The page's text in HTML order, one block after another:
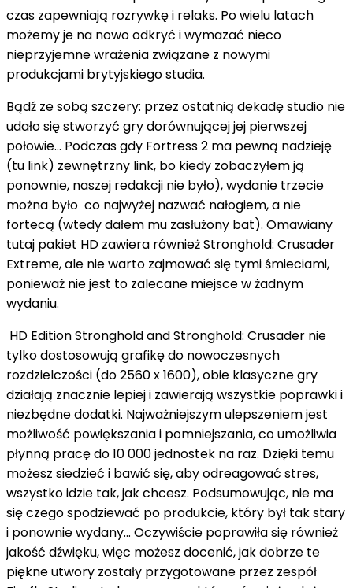
czas zapewniają rozrywkę i relaks. Po wielu latach
możemy je na nowo odkryć i wymazać nieco
nieprzyjemne wrażenia związane z nowymi
produkcjami brytyjskiego studia.
Bądź ze sobą szczery: przez ostatnią dekadę studio nie
udało się stworzyć gry dorównującej jej pierwszej
połowie... Podczas gdy Fortress 2 ma pewną nadzieję
(tu link) zewnętrzny link, bo kiedy zobaczyłem ją
ponownie, naszej redakcji nie było), wydanie trzecie
można było co najwyżej nazwać nałogiem, a nie
fortecą (wtedy dałem mu zasłużony bat). Omawiany
tutaj pakiet HD zawiera również Stronghold: Crusader
Extreme, ale nie warto zajmować się tymi śmieciami,
ponieważ nie jest to zalecane miejsce w żadnym
wydaniu.
HD Edition Stronghold and Stronghold: Crusader nie
tylko dostosowują grafikę do nowoczesnych
rozdzielczości (do 2560 x 1600), obie klasyczne gry
działają znacznie lepiej i zawierają wszystkie poprawki i
niezbędne dodatki. Najważniejszym ulepszeniem jest
możliwość powiększania i pomniejszania, co umożliwia
płynną pracę do 10 000 jednostek na raz. Dzięki temu
możesz siedzieć i bawić się, aby odreagować stres,
wszystko idzie tak, jak chcesz. Podsumowując, nie ma
się czego spodziewać po produkcie, który był tak stary
i ponownie wydany... Oczywiście poprawiła się również
jakość dźwięku, więc możesz docenić, jak dobrze te
piękne utwory zostały przygotowane przez zespół